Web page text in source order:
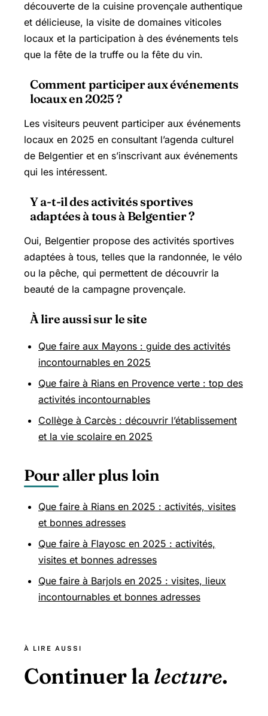
découverte de la cuisine provençale authentique
et délicieuse, la visite de domaines viticoles
locaux et la participation à des événements tels
que la fête de la truffe ou la fête du vin.
Comment participer aux événements
locaux en 2025 ?
Les visiteurs peuvent participer aux événements
locaux en 2025 en consultant l’agenda culturel
de Belgentier et en s’inscrivant aux événements
qui les intéressent.
Y a-t-il des activités sportives
adaptées à tous à Belgentier ?
Oui, Belgentier propose des activités sportives
adaptées à tous, telles que la randonnée, le vélo
ou la pêche, qui permettent de découvrir la
beauté de la campagne provençale.
À lire aussi sur le site
Que faire aux Mayons : guide des activités
incontournables en 2025
Que faire à Rians en Provence verte : top des
activités incontournables
Collège à Carcès : découvrir l’établissement
et la vie scolaire en 2025
Pour aller plus loin
Que faire à Rians en 2025 : activités, visites
et bonnes adresses
Que faire à Flayosc en 2025 : activités,
visites et bonnes adresses
Que faire à Barjols en 2025 : visites, lieux
incontournables et bonnes adresses
À LIRE AUSSI
Continuer lalecture.